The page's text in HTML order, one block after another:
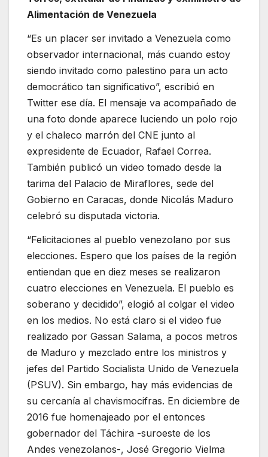
Alimentación de Venezuela
“Es un placer ser invitado a Venezuela como
observador internacional, más cuando estoy
siendo invitado como palestino para un acto
democrático tan significativo”, escribió en
Twitter ese día. El mensaje va acompañado de
una foto donde aparece luciendo un polo rojo
y el chaleco marrón del CNE junto al
expresidente de Ecuador, Rafael Correa.
También publicó un video tomado desde la
tarima del Palacio de Miraflores, sede del
Gobierno en Caracas, donde Nicolás Maduro
celebró su disputada victoria.
“Felicitaciones al pueblo venezolano por sus
elecciones. Espero que los países de la región
entiendan que en diez meses se realizaron
cuatro elecciones en Venezuela. El pueblo es
soberano y decidido”, elogió al colgar el video
en los medios. No está claro si el video fue
realizado por Gassan Salama, a pocos metros
de Maduro y mezclado entre los ministros y
jefes del Partido Socialista Unido de Venezuela
(PSUV). Sin embargo, hay más evidencias de
su cercanía al chavismocifras. En diciembre de
2016 fue homenajeado por el entonces
gobernador del Táchira -suroeste de los
Andes venezolanos-, José Gregorio Vielma